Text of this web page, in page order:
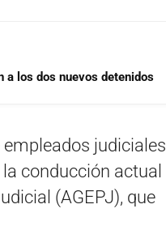
a los dos nuevos detenidos
judiciales
conducción actual
(AGEPJ), que